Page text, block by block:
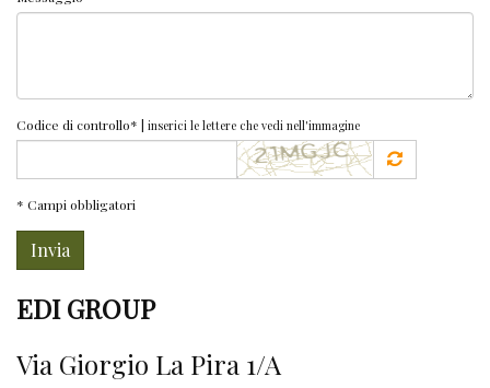
Codice di controllo* | inserici le lettere che vedi nell'immagine
* Campi obbligatori
Invia
EDI GROUP
Via Giorgio La Pira 1/A